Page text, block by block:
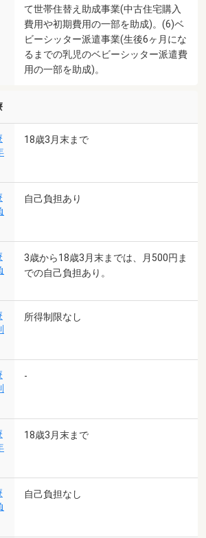
て世帯住替え助成事業(中古住宅購入
費用や初期費用の一部を助成)。(6)ベ
ビーシッター派遣事業(生後6ヶ月にな
るまでの乳児のベビーシッター派遣費
用の一部を助成)。
18歳3月末まで
自己負担あり
3歳から18歳3月末までは、月500円ま
での自己負担あり。
所得制限なし
-
18歳3月末まで
自己負担なし